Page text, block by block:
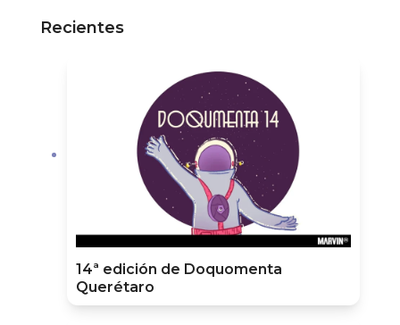
Recientes
14ª edición de Doquomenta
Querétaro